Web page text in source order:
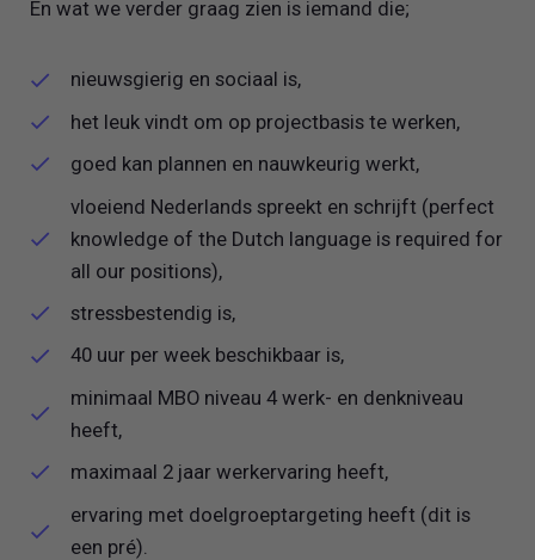
En wat we verder graag zien is iemand die;
nieuwsgierig en sociaal is,
het leuk vindt om op projectbasis te werken,
goed kan plannen en nauwkeurig werkt,
vloeiend Nederlands spreekt en schrijft (perfect
knowledge of the Dutch language is required for
all our positions),
stressbestendig is,
40 uur per week beschikbaar is,
minimaal MBO niveau 4 werk- en denkniveau
heeft,
maximaal 2 jaar werkervaring heeft,
ervaring met doelgroeptargeting heeft (dit is
een pré).